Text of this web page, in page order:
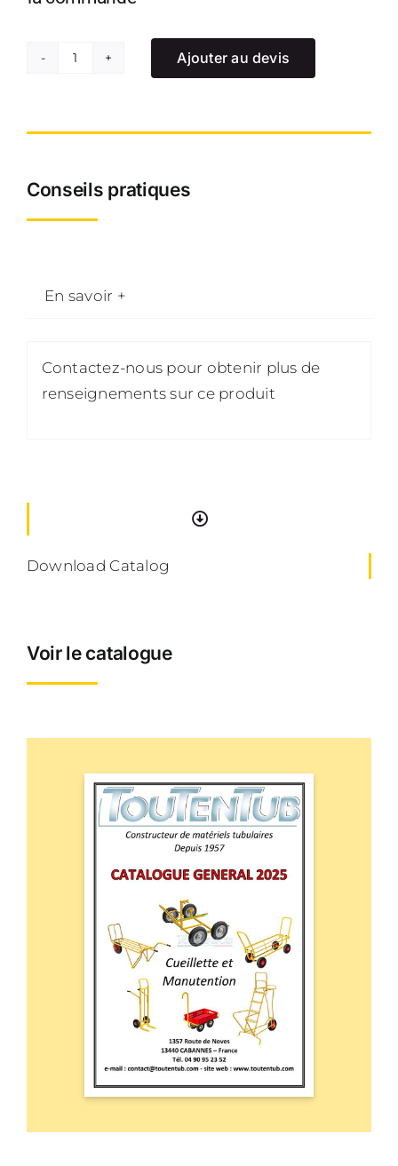
roues
increvables
Ajouter au devis
Conseils pratiques
En savoir +
Contactez-nous pour obtenir plus de
renseignements sur ce produit
Download Catalog
Voir le catalogue